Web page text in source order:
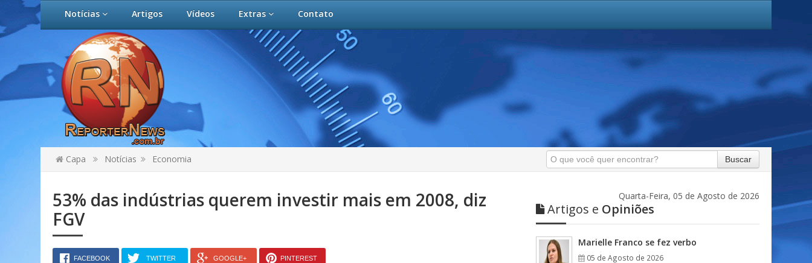
Notícias Artigos Vídeos Extras Contato
Capa Notícias Economia Buscar
53% das indústrias querem investir mais em 2008, diz
FGV
FACEBOOK TWITTER GOOGLE+ PINTEREST
Quarta-Feira, 05 de Agosto de 2026
Artigos e Opiniões
Marielle Franco se fez verbo
05 de Agosto de 2026